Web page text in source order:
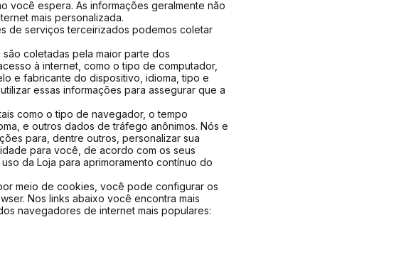
você espera. As informações geralmente não
mais personalizada.
de serviços terceirizados podemos coletar
são coletadas pela maior parte dos
à internet, como o tipo de computador,
e fabricante do dispositivo, idioma, tipo e
essas informações para assegurar que a
como o tipo de navegador, o tempo
e outros dados de tráfego anônimos. Nós e
para, dentre outros, personalizar sua
para você, de acordo com os seus
da Loja para aprimoramento contínuo do
meio de cookies, você pode configurar os
Nos links abaixo você encontra mais
navegadores de internet mais populares: